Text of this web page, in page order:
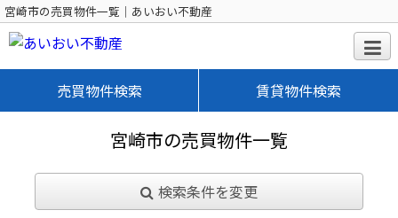
宮崎市の売買物件一覧｜あいおい不動産
売買物件検索 賃貸物件検索
宮崎市の売買物件一覧
検索条件を変更